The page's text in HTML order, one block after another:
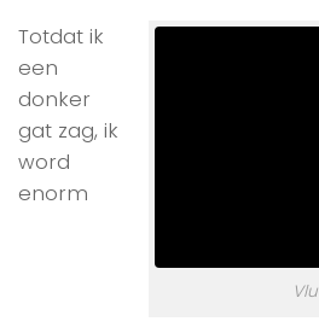
Totdat ik
een
donker
gat zag, ik
word
enorm